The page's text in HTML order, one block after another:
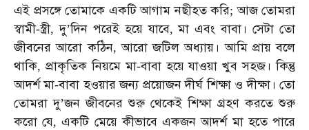
এই প্রসঙ্গে তোমাকে একটি আগাম নছীহত করি;আজ তোমরা
স্বামী-স্ত্রী,দু’দিন পরেই হয়ে যাবে,মা এবং বাবা। সেটা তো
জীবনের আরো কঠিন,আরো জটিল অধ্যায়। আমি প্রায় বলে
থাকি, প্রাকৃতিক নিয়মে মা-বাবা হয়ে যাওয়া খুব সহজ। কিন্তু
আদর্শ মা-বাবা হওয়ার জন্য প্রয়োজন দীর্ঘ শিক্ষা ও দীক্ষা। তো
তোমরা দু’জন জীবনের শুরু থেকেই শিক্ষা গ্রহণ করতে শুরু
করো যে,একটি মেয়ে কীভাবে একজন আদর্শ মা হতে পারে